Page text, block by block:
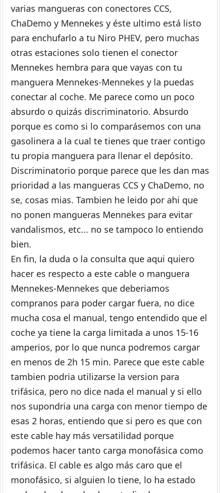
varias mangueras con conectores CCS,
ChaDemo y Mennekes y éste ultimo está listo
para enchufarlo a tu Niro PHEV, pero muchas
otras estaciones solo tienen el conector
Mennekes hembra para que vayas con tu
manguera Mennekes-Mennekes y la puedas
conectar al coche. Me parece como un poco
absurdo o quizás discriminatorio. Absurdo
porque es como si lo comparásemos con una
gasolinera a la cual te tienes que traer contigo
tu propia manguera para llenar el depósito.
Discriminatorio porque parece que les dan mas
prioridad a las mangueras CCS y ChaDemo, no
se, cosas mias. Tambien he leido por ahi que
no ponen mangueras Mennekes para evitar
vandalismos, etc... no se tampoco lo entiendo
bien.
En fin, la duda o la consulta que aqui quiero
hacer es respecto a este cable o manguera
Mennekes-Mennekes que deberiamos
compranos para poder cargar fuera, no dice
mucha cosa el manual, tengo entendido que el
coche ya tiene la carga limitada a unos 15-16
amperios, por lo que nunca podremos cargar
en menos de 2h 15 min. Parece que este cable
tambien podria utilizarse la version para
trifásica, pero no dice nada el manual y si ello
nos supondria una carga con menor tiempo de
esas 2 horas, entiendo que si pero es que con
este cable hay más versatilidad porque
podemos hacer tanto carga monofásica como
trifásica. El cable es algo más caro que el
monofásico, si alguien lo tiene, lo ha estado